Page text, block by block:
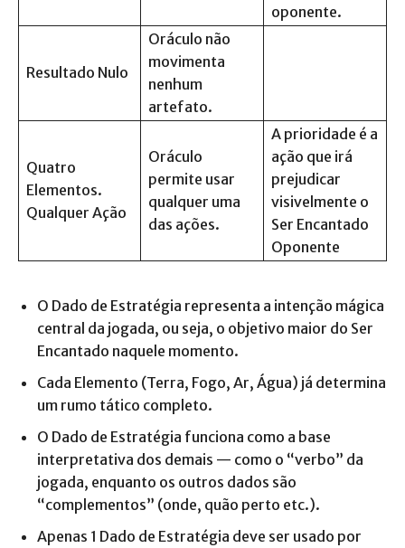
oponente.
Resultado Nulo
Oráculo não
movimenta
nenhum
artefato.
Quatro
Elementos.
Qualquer Ação
Oráculo
permite usar
qualquer uma
das ações.
A prioridade é a
ação que irá
prejudicar
visivelmente o
Ser Encantado
Oponente
O Dado de Estratégia representa a intenção mágica
central da jogada, ou seja, o objetivo maior do Ser
Encantado naquele momento.
Cada Elemento (Terra, Fogo, Ar, Água) já determina
um rumo tático completo.
O Dado de Estratégia funciona como a base
interpretativa dos demais — como o “verbo” da
jogada, enquanto os outros dados são
“complementos” (onde, quão perto etc.).
Apenas 1 Dado de Estratégia deve ser usado por